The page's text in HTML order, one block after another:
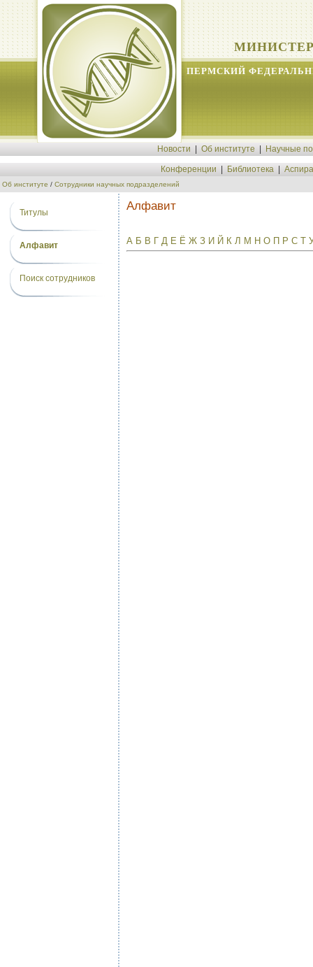
ПЕРМСКИЙ
Новости Об институте Научные
Конференции Библиотека
Об институте / Сотрудники научных подразделений
Титулы
Алфавит
Поиск сотрудников
Алфавит
А Б В Г Д Е Ё Ж З И Й К Л М Н О П Р С Т